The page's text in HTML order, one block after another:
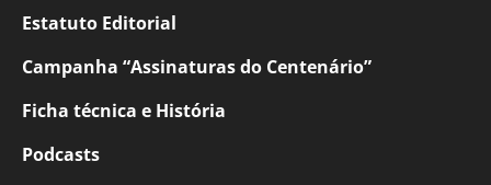
Estatuto Editorial
Campanha “Assinaturas do Centenário”
Ficha técnica e História
Podcasts